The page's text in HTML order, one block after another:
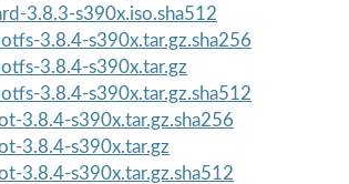
3.8.3-s390x.iso.sha512
3.8.4-s390x.tar.gz.sha256
3.8.4-s390x.tar.gz
3.8.4-s390x.tar.gz.sha512
3.8.4-s390x.tar.gz.sha256
3.8.4-s390x.tar.gz
3.8.4-s390x.tar.gz.sha512